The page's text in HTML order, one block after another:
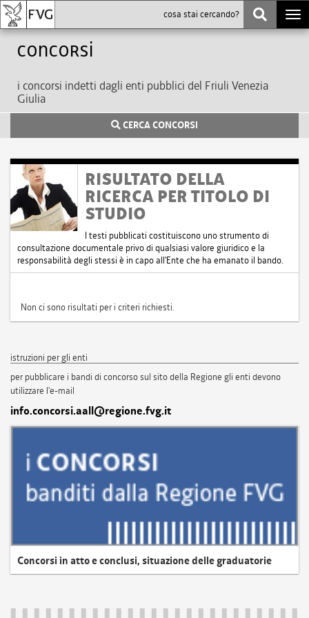
Concorsi
i concorsi indetti dagli enti pubblici del Friuli Venezia
Giulia
CERCA CONCORSI
RISULTATO DELLA
RICERCA PER TITOLO DI
STUDIO
I testi pubblicati costituiscono uno strumento di
consultazione documentale privo di qualsiasi valore giuridico e la
responsabilità degli stessi è in capo all'Ente che ha emanato il bando.
Non ci sono risultati per i criteri richiesti.
istruzioni per gli enti
per pubblicare i bandi di concorso sul sito della Regione gli enti devono
utilizzare l'e-mail
info.concorsi.aall@regione.fvg.it
Concorsi in atto e conclusi, situazione delle graduatorie